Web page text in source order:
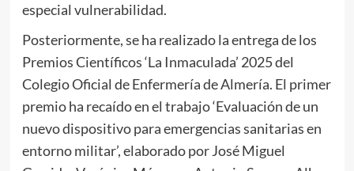
especial vulnerabilidad.
Posteriormente, se ha realizado la entrega de los
Premios Científicos ‘La Inmaculada’ 2025 del
Colegio Oficial de Enfermería de Almería. El primer
premio ha recaído en el trabajo ‘Evaluación de un
nuevo dispositivo para emergencias sanitarias en
entorno militar’, elaborado por José Miguel